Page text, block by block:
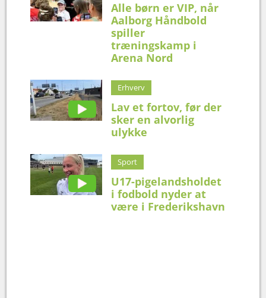
Alle børn er VIP, når
Aalborg Håndbold
spiller
træningskamp i
Arena Nord
Erhverv
Lav et fortov, før der
sker en alvorlig
ulykke
Sport
U17-pigelandsholdet
i fodbold nyder at
være i Frederikshavn